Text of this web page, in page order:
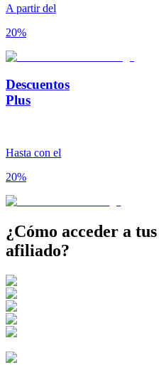
A partir del
20%
Descuentos
Plus
Hasta con el
20%
¿Cómo acceder a tus
afiliado?